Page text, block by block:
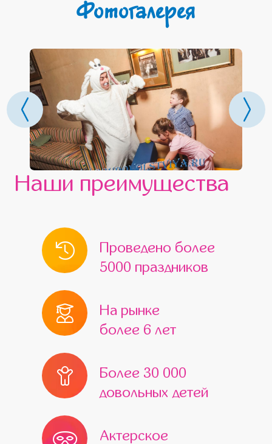
Фотогалерея
Наши преимущества
Проведено более
5000 праздников
На рынке
более 6 лет
Более 30 000
довольных детей
Актерское